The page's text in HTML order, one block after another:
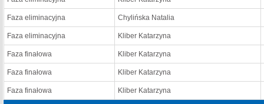
Faza eliminacyjna Chylińska Natalia
Faza eliminacyjna Kliber Katarzyna
Faza finałowa Kliber Katarzyna
Faza finałowa Kliber Katarzyna
Faza finałowa Kliber Katarzyna